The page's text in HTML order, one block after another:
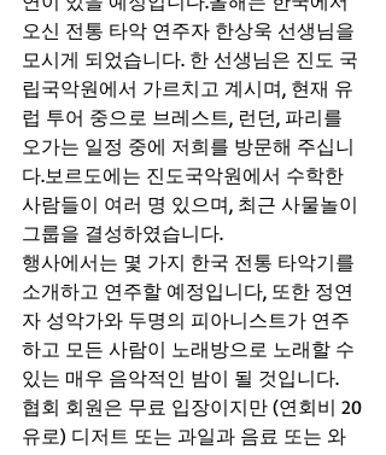
오신 전통 타악 연주자 한상욱 선생님을
모시게 되었습니다. 한 선생님은 진도 국
립국악원에서 가르치고 계시며, 현재 유
럽 투어 중으로 브레스트, 런던, 파리를
오가는 일정 중에 저희를 방문해 주십니
다.보르도에는 진도국악원에서 수학한
사람들이 여러 명 있으며, 최근 사물놀이
그룹을 결성하였습니다.
행사에서는 몇 가지 한국 전통 타악기를
소개하고 연주할 예정입니다, 또한 정연
자 성악가와 두명의 피아니스트가 연주
하고 모든 사람이 노래방으로 노래할 수
있는 매우 음악적인 밤이 될 것입니다.
협회 회원은 무료 입장이지만 (연회비 20
유로) 디저트 또는 과일과 음료 또는 와